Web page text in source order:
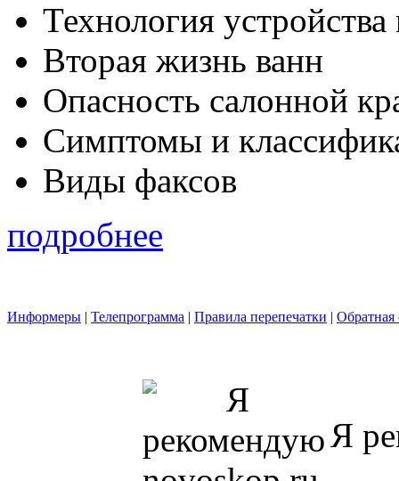
Технология
Вторая жизнь ванн
Опасность салонной
Симптомы и
Виды факсов
подробнее
Информеры | Телепрограмма | Правила перепечатки | Обратная
Я